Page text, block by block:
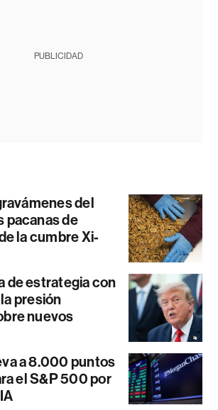
PUBLICIDAD
del
pacanas de
la cumbre Xi-
de estrategia con
presión
nuevos
a 8.000 puntos
el S&P 500 por